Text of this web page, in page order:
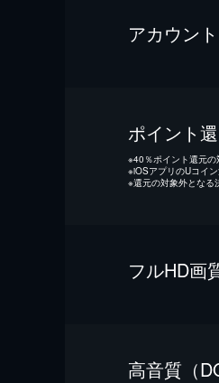
アカウン
ポイント
※40％ポイント還元の
※iOSアプリのUコイ
※還元の対象外となる
フルHD画
⾼⾳質（